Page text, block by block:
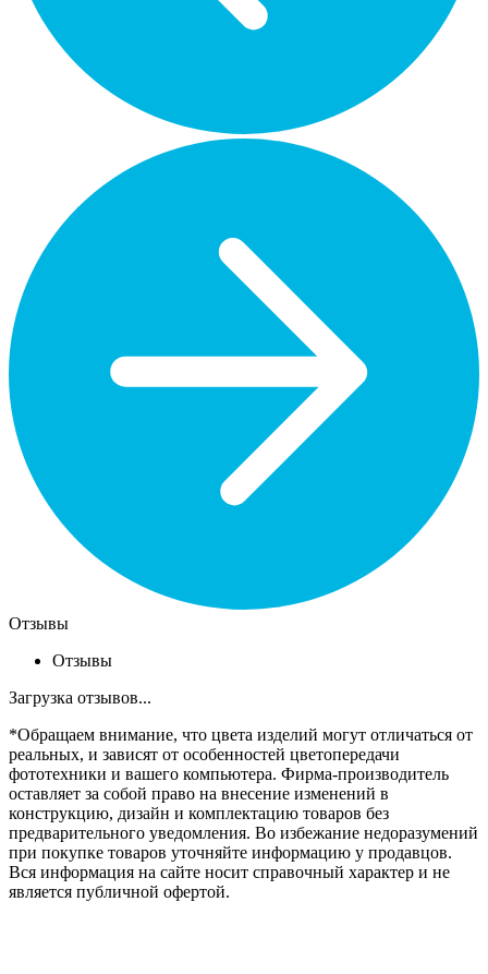
Отзывы
Отзывы
Загрузка отзывов...
*Обращаем внимание, что цвета изделий могут отличаться от
реальных, и зависят от особенностей цветопередачи
фототехники и вашего компьютера. Фирма-производитель
оставляет за собой право на внесение изменений в
конструкцию, дизайн и комплектацию товаров без
предварительного уведомления. Во избежание недоразумений
при покупке товаров уточняйте информацию у продавцов.
Вся информация на сайте носит справочный характер и не
является публичной офертой.